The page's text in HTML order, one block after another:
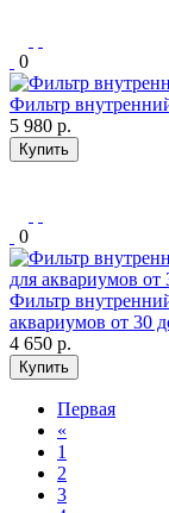
0
Фильтр
5 980 р.
Купить
0
Фильтр
аквариумов от 30
4 650 р.
Купить
Первая
«
1
2
3